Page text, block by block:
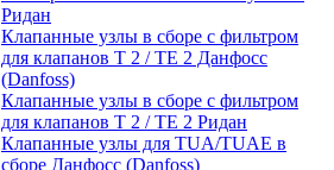
Ридан
Клапанные узлы в сборе с фильтром
для клапанов T 2 / TE 2 Данфосс
(Danfoss)
Клапанные узлы в сборе с фильтром
для клапанов T 2 / TE 2 Ридан
Клапанные узлы для TUA/TUAE в
сборе Данфосс (Danfoss)